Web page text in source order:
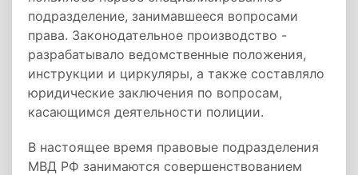
подразделение, занимавшееся вопросами
права. Законодательное производство -
разрабатывало ведомственные положения,
инструкции и циркуляры, а также составляло
юридические заключения по вопросам,
касающимся деятельности полиции.
В настоящее время правовые подразделения
МВД РФ занимаются совершенствованием